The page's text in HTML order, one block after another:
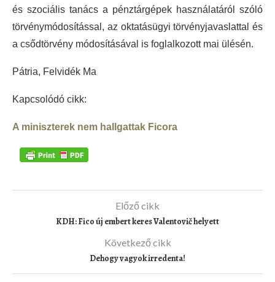
és szociális tanács a pénztárgépek használatáról szóló
törvénymódosítással, az oktatásügyi törvényjavaslattal és
a csődtörvény módosításával is foglalkozott mai ülésén.
Pátria, Felvidék Ma
Kapcsolódó cikk:
A miniszterek nem hallgattak Ficora
Előző cikk
KDH: Fico új embert keres Valentovič helyett
Következő cikk
Dehogy vagyok irredenta!